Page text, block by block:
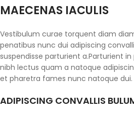
MAECENAS IACULIS
Vestibulum curae torquent diam
penatibus nunc dui adipiscing
suspendisse parturient a.Parturient
nibh lectus quam a natoque
et pharetra fames nunc natoque dui.
ADIPISCING CONVALLIS